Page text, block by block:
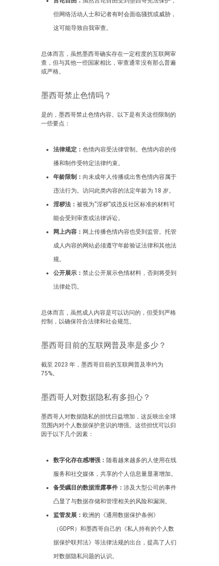
但网络活动人士和记者有时会面临骚扰或威胁，
这可能导致自我审查。
总体而言，虽然墨西哥确实存在一定程度的互联网审
查，但与其他一些国家相比，审查通常没有那么普遍
或严格。
墨西哥禁止色情吗？
是的，墨西哥禁止色情内容。以下是有关这些限制的
一些要点：
法律规定： 色情内容受法律管制。色情内容的传
播和制作受特定法律约束。
年龄限制： 向未成年人传播或出售色情内容属于
违法行为。访问此类内容的法定年龄为 18 岁。
淫秽法： 被视为“淫秽”或违反社区标准的材料可
能会受到审查或法律诉讼。
网上内容： 网上传播色情内容也受到监管。托管
成人内容的网站必须遵守年龄验证法律和其他法
规。
公开展示： 禁止公开展示色情材料，否则将受到
法律处罚。
总体而言，虽然成人内容是可以访问的，但受到严格
控制，以确保符合法律和社会规范。
墨西哥目前的互联网普及率是多少？
截至 2023 年，墨西哥目前的互联网普及率约为
75%。
墨西哥人对数据隐私有多担心？
墨西哥人对数据隐私的担忧日益增加，这反映出全球
范围内对个人数据保护意识的增强。这些担忧可以归
因于以下几个因素：
数字化存在感增强： 随着越来越多的人使用在线
服务和社交媒体，共享的个人信息量显著增加。
备受瞩目的数据泄露事件： 涉及大型公司的事件
凸显了与数据存储和管理相关的风险和漏洞。
监管发展： 欧洲的《通用数据保护条例》
（GDPR）和墨西哥自己的《私人持有的个人数
据保护联邦法》等法律法规的出台，提高了人们
对数据隐私问题的认识。